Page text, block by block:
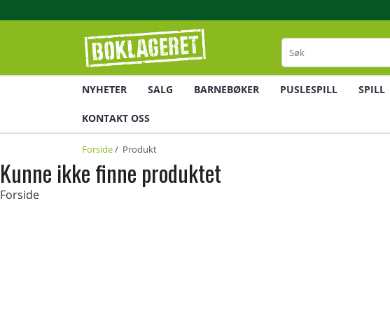
NYHETER SALG BARNEBØKER PUSLESPILL SPILL
KONTAKT OSS
Forside/ Produkt
Kunne ikke finne produktet
Forside